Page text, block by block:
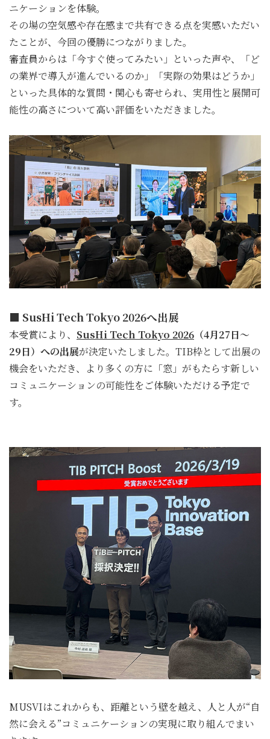
ニケーションを体験。
その場の空気感や存在感まで共有できる点を実感いただい
たことが、今回の優勝につながりました。
審査員からは「今すぐ使ってみたい」といった声や、「ど
の業界で導入が進んでいるのか」「実際の効果はどうか」
といった具体的な質問・関心も寄せられ、実用性と展開可
能性の高さについて高い評価をいただきました。
■ SusHi Tech Tokyo 2026へ出展
本受賞により、 SusHi Tech Tokyo 2026 （4月27日〜
29日）への出展が決定いたしました。TIB枠として出展の
機会をいただき、より多くの方に「窓」がもたらす新しい
コミュニケーションの可能性をご体験いただける予定で
す。
MUSVIはこれからも、距離という壁を越え、人と人が“自
然に会える”コミュニケーションの実現に取り組んでまい